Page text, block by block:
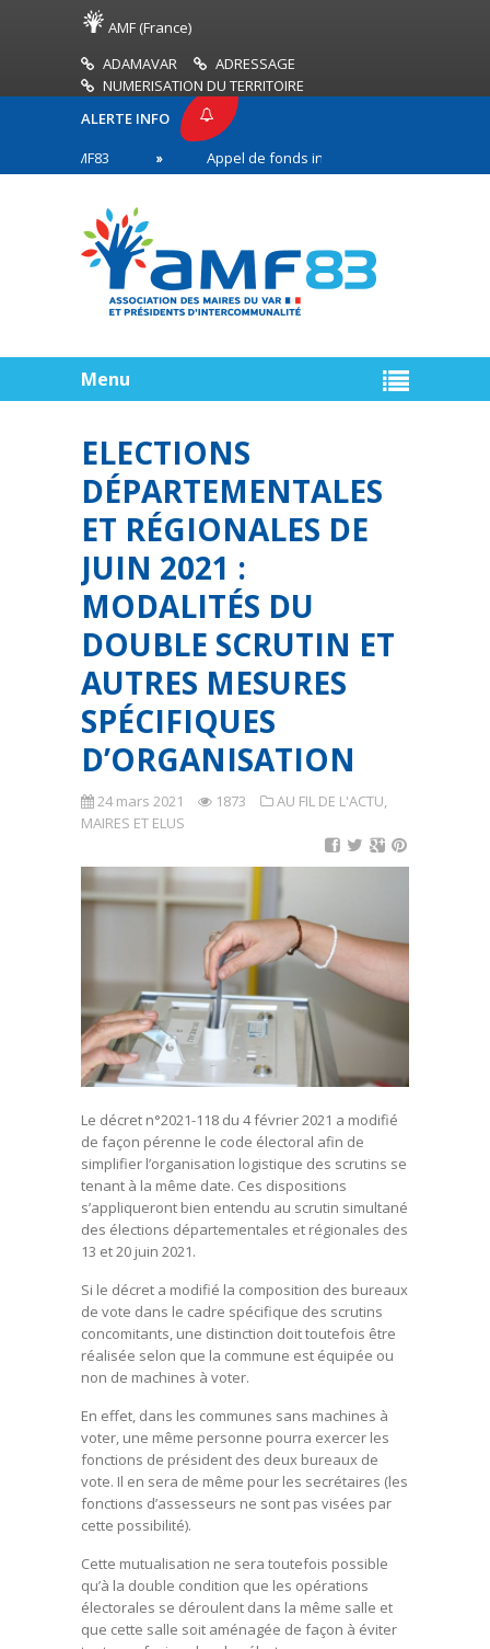
AMF (France)
ADAMAVAR
ADRESSAGE
NUMERISATION DU TERRITOIRE
ALERTE INFO
Appel de fonds incendies de forêt
première ligne
Menu
ELECTIONS
DÉPARTEMENTALES
ET RÉGIONALES DE
JUIN 2021 :
MODALITÉS DU
DOUBLE SCRUTIN ET
AUTRES MESURES
SPÉCIFIQUES
D’ORGANISATION
24 mars 2021 1873 AU FIL DE L'ACTU,
MAIRES ET ELUS
Le décret n°2021-118 du 4 février 2021 a modifié
de façon pérenne le code électoral afin de
simplifier l’organisation logistique des scrutins se
tenant à la même date. Ces dispositions
s’appliqueront bien entendu au scrutin simultané
des élections départementales et régionales des
13 et 20 juin 2021.
Si le décret a modifié la composition des bureaux
de vote dans le cadre spécifique des scrutins
concomitants, une distinction doit toutefois être
réalisée selon que la commune est équipée ou
non de machines à voter.
En effet, dans les communes sans machines à
voter, une même personne pourra exercer les
fonctions de président des deux bureaux de
vote. Il en sera de même pour les secrétaires (les
fonctions d’assesseurs ne sont pas visées par
cette possibilité).
Cette mutualisation ne sera toutefois possible
qu’à la double condition que les opérations
électorales se déroulent dans la même salle et
que cette salle soit aménagée de façon à éviter